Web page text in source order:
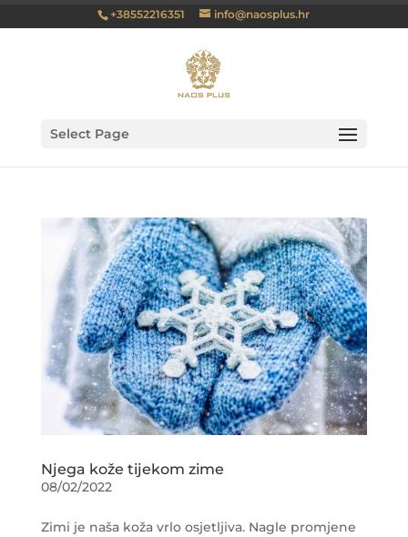
+38552216351 info@naosplus.hr
Select Page
Njega kože tijekom zime
08/02/2022
Zimi je naša koža vrlo osjetljiva. Nagle promjene